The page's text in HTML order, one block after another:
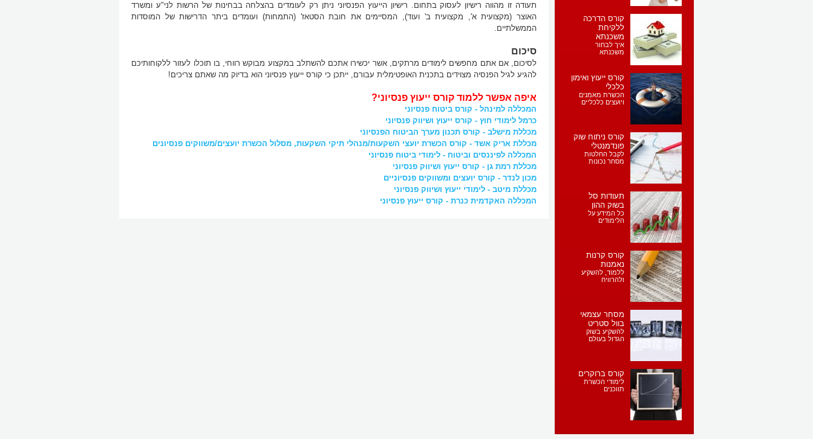
קורס הדרכה
ללקיחת
משכנתא
איך לבחור
משכנתא
קורס ייעוץ ואימון
כלכלי
הכשרת מאמנים
ויועצים כלכליים
קורס ניתוח שוק
פונדמנטלי
לקבל החלטות
מסחר נכונות
תעודות סל
בשוק ההון
כל המידע על
הלימודים
קורס קרנות
נאמנות
ללמוד, להשקיע
ולהרוויח
מסחר עצמאי
בוול סטריט
להשקיע בשוק
הגדול בעולם
קורס ברוקרים
לימודי הכשרת
תווכנים
תעודה זו מהווה רישיון לעסוק בתחום. רישיון הייעוץ הפנסיוני ניתן רק לעומדים בהצלחה בבחינות של הרשות לני"ע ומשרד
האוצר (מקצועית א', מקצועית ב' ועוד), המסיימים את חובת הסטאז' (התמחות) ועומדים ביתר הדרישות של המוסדות
הממשלתיים.
סיכום
לסיכום, אם אתם מחפשים לימודים מרתקים, אשר יכשירו אתכם להשתלב במקצוע מבוקש רווחי, בו תוכלו לעזור ללקוחותיכם
להגיע לגיל הפנסיה מצוידים בתכנית האופטימלית עבורם, ייתכן כי קורס ייעוץ פנסיוני הוא בדיוק מה שאתם צריכים!
איפה אפשר ללמוד קורס ייעוץ פנסיוני?
המכללה למינהל - קורס ביטוח פנסיוני
כרמל לימודי חוץ - קורס ייעוץ ושיווק פנסיוני
מכללת מישלב - קורס תכנון מערך הביטוח הפנסיוני
מכללת אריק אשד - קורס הכשרת יועצי השקעות/מנהלי תיקי השקעות, מסלול הכשרת יועצים/משווקים פנסיונים
המכללה לפיננסים וביטוח - לימודי ביטוח פנסיוני
מכללת רמת גן - קורס ייעוץ ושיווק פנסיוני
מכון לנדר - קורס יועצים ומשווקים פנסיוניים
מכללת מיטב - לימודי ייעוץ ושיווק פנסיוני
המכללה האקדמית כנרת - קורס ייעוץ פנסיוני